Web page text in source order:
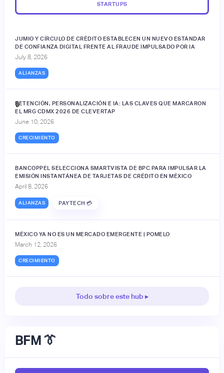
STARTUPS
JUMIO Y CÍRCULO DE CRÉDITO ESTABLECEN UN NUEVO ESTÁNDAR
DE CONFIANZA DIGITAL FRENTE AL FRAUDE IMPULSADO POR IA
July 8, 2026
ALIANZAS
RETENCIÓN, PERSONALIZACIÓN E IA: LAS CLAVES QUE MARCARON
EL MRG CDMX 2026 DE CLEVERTAP
June 10, 2026
CRECIMIENTO
🔒
BANCOPPEL SELECCIONA SMARTVISTA DE BPC PARA IMPULSAR LA
EMISIÓN INSTANTÁNEA DE TARJETAS DE CRÉDITO EN MÉXICO
April 8, 2026
ALIANZAS PAYTECH 💳
MÉXICO YA NO ES UN MERCADO EMERGENTE | POMELO
March 12, 2026
CRECIMIENTO
Todo sobre este hub ▸
BFM 👔